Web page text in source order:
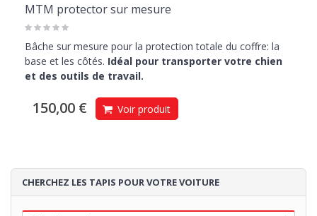
MTM protector sur mesure
Bâche sur mesure pour la protection totale du coffre: la
base et les côtés. Idéal pour transporter votre chien
et des outils de travail.
150,00 € Voir produit
CHERCHEZ LES TAPIS POUR VOTRE VOITURE